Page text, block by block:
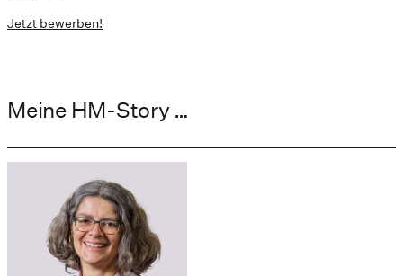
Jetzt bewerben!
Meine HM-Story …